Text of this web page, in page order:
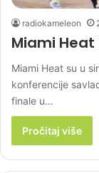
radiokameleon
Miami Heat
Miami Heat su u
konferencije
finale u…
Pročitaj više